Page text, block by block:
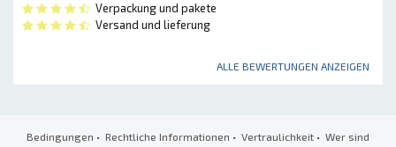
Verpackung und pakete
Versand und lieferung
ALLE BEWERTUNGEN ANZEIGEN
Bedingungen • Rechtliche Informationen • Vertraulichkeit • Wer sind